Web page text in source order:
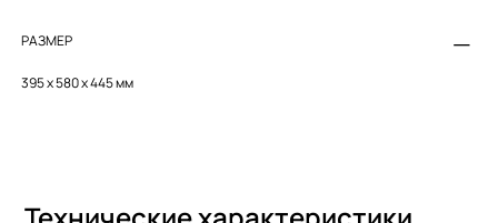
РАЗМЕР
395 х 580 х 445 мм